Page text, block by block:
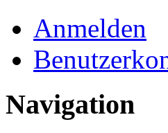
Anmelden
Navigation